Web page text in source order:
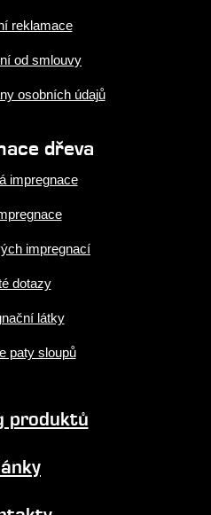
reklamace
od smlouvy
osobních údajů
dřeva
impregnace
impregnací
dotazy
látky
paty sloupů
produktů